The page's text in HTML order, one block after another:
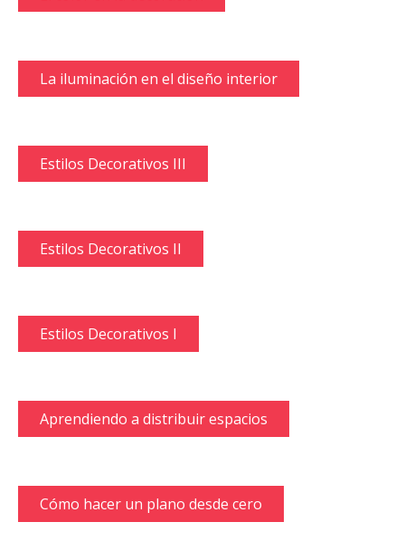
La iluminación en el diseño interior
Estilos Decorativos III
Estilos Decorativos II
Estilos Decorativos I
Aprendiendo a distribuir espacios
Cómo hacer un plano desde cero